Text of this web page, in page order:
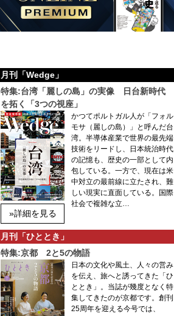
月刊「Wedge」
特集:台湾「麗しの島」の実像 日台新時代
を拓く「3つの視座」
»詳細を見る
かつてポルトガル人が「フォル
モサ（麗しの島）」と呼んだ台
湾。半導体産業で世界の最先端
技術をリードし、日本統治時代
の記憶も、歴史の一部として内
包している。一方で、現在は米
中対立の最前線に立たされ、難
しい現実に直面している。国際
社会で複雑な立…
月刊「ひととき」
特集:京都 2と5の物語
日本の文化や風土、人々の営み
を伝え、旅へと誘ってきた「ひ
ととき」。当誌が幾度となく特
集してきたのが京都です。創刊
25周年を迎える今号では、